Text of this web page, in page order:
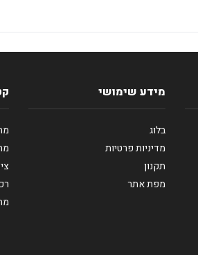
מידע שימושי
בלוג
מדיניות פרטיות
תקנון
מפת אתר